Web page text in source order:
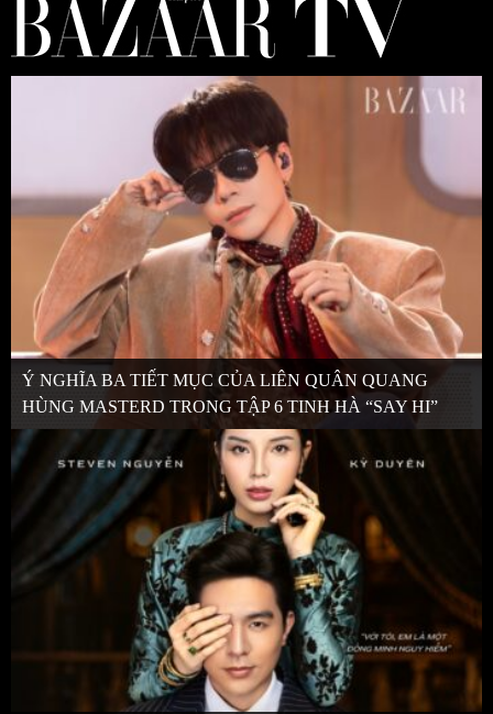
Ý NGHĨA BA TIẾT MỤC CỦA LIÊN QUÂN QUANG
HÙNG MASTERD TRONG TẬP 6 TINH HÀ “SAY HI”